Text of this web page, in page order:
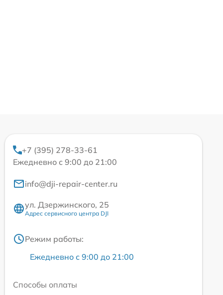
+7 (395) 278-33-61
Ежедневно с 9:00 до 21:00
info@dji-repair-center.ru
ул. Дзержинского, 25
Адрес сервисного центра DJI
Режим работы:
Ежедневно с 9:00 до 21:00
Способы оплаты